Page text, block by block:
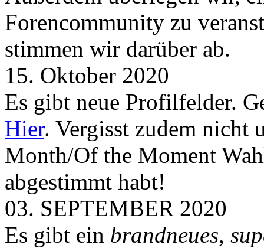
Forencommunity zu
stimmen wir darüber ab.
15. Oktober 2020
Es gibt neue Profilfelder.
Hier. Vergisst zudem nicht
Month/Of the Moment
abgestimmt habt!
03. SEPTEMBER 2020
Es gibt ein brandneues,